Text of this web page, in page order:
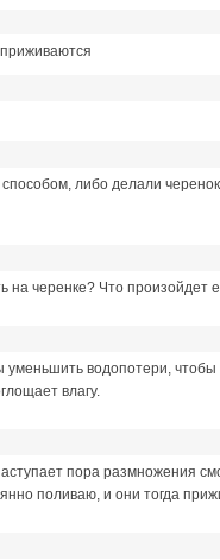
либо делали
на черенке? Что произойдет
уменьшить водопотери,
влагу.
пора размножения
поливаю, и они тогда